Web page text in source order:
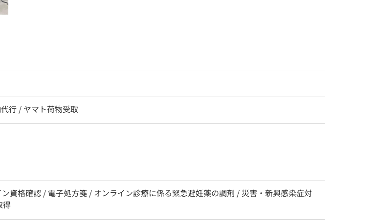
行 / ヤマト荷物受取
資格確認 / 電子処方箋 / オンライン診療に係る緊急避妊薬の調剤 / 災害・新興感染症対
得